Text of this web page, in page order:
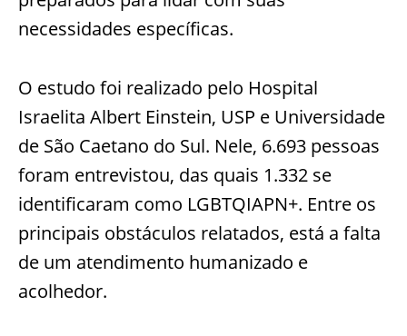
necessidades específicas.
O estudo foi realizado pelo Hospital
Israelita Albert Einstein, USP e Universidade
de São Caetano do Sul. Nele, 6.693 pessoas
foram entrevistou, das quais 1.332 se
identificaram como LGBTQIAPN+. Entre os
principais obstáculos relatados, está a falta
de um atendimento humanizado e
acolhedor.